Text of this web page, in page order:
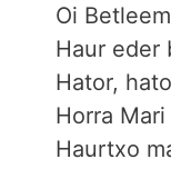
Oi Betleem
Haur eder
Hator,
Horra
Haurtxo